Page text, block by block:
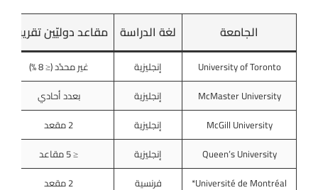
الجامعة لغة الدراسة مقاعد دوليّين تقريبية
University of Toronto إنجليزية
غير محدّد (≤ 8 %)
McMaster University
إنجليزية
بعدد أحادي
McGill University
إنجليزية
2 مقعد
Queen’s University
إنجليزية
≤ 5 مقاعد
Université de Montréal*
فرنسية
2 مقعد